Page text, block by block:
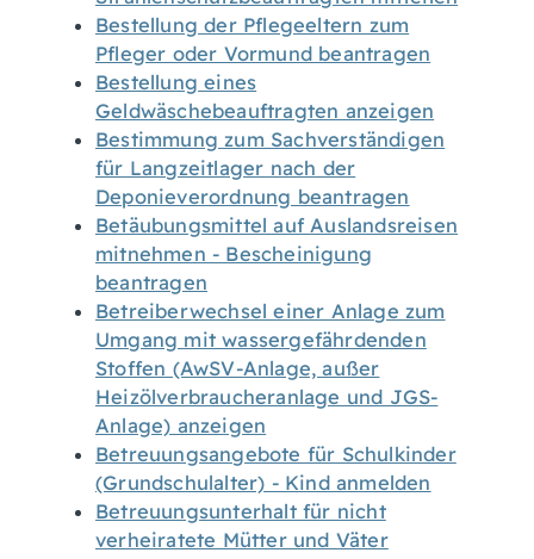
Bestellung der Pflegeeltern zum
Pfleger oder Vormund beantragen
Bestellung eines
Geldwäschebeauftragten anzeigen
Bestimmung zum Sachverständigen
für Langzeitlager nach der
Deponieverordnung beantragen
Betäubungsmittel auf Auslandsreisen
mitnehmen - Bescheinigung
beantragen
Betreiberwechsel einer Anlage zum
Umgang mit wassergefährdenden
Stoffen (AwSV-Anlage, außer
Heizölverbraucheranlage und JGS-
Anlage) anzeigen
Betreuungsangebote für Schulkinder
(Grundschulalter) - Kind anmelden
Betreuungsunterhalt für nicht
verheiratete Mütter und Väter